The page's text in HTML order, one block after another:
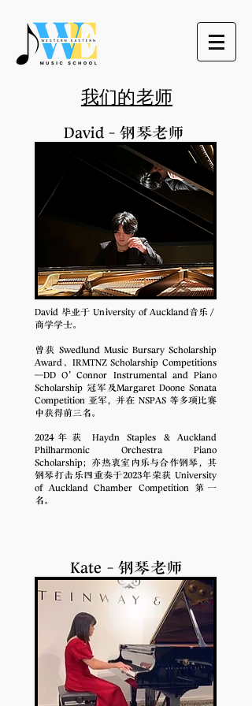
我们的老师
David - 钢琴老师
David 毕业于 University of Auckland音乐／
商学学士。
曾获 Swedlund Music Bursary Scholarship
Award、IRMTNZ Scholarship Competitions
—DD O’Connor Instrumental and Piano
Scholarship 冠军及Margaret Doone Sonata
Competition 亚军，并在 NSPAS 等多项比赛
中获得前三名。
2024年获 Haydn Staples & Auckland
Philharmonic Orchestra Piano
Scholarship；亦热衷室内乐与合作钢琴，其
钢琴打击乐四重奏于2023年荣获 University
of Auckland Chamber Competition 第一
名。
Kate - 钢琴老师